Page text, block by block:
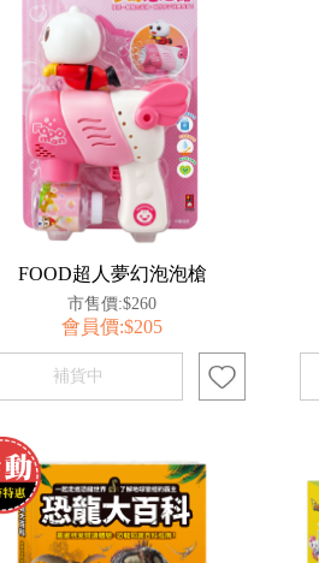
FOOD超人夢幻泡泡槍
市售價:$260
會員價:$205